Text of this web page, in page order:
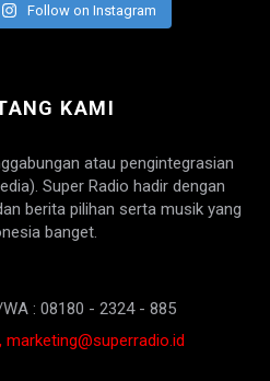
Follow on Instagram
KAMI
atau pengintegrasian
Super Radio hadir dengan
berita pilihan serta musik yang
banget.
: 08180 - 2324 - 885
marketing@superradio.id